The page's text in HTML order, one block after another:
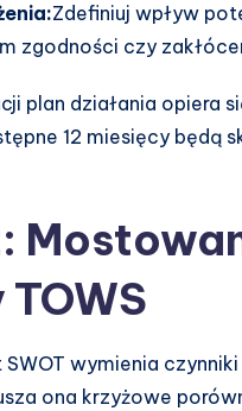
Zdefiniuj wpływ
zgodności czy
plan działania opiera
12 miesięcy będą
wymienia
ona krzyżowe